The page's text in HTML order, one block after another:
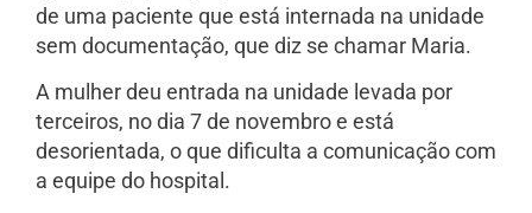
de uma paciente que está internada na unidade
sem documentação, que diz se chamar Maria.
A mulher deu entrada na unidade levada por
terceiros, no dia 7 de novembro e está
desorientada, o que dificulta a comunicação com
a equipe do hospital.